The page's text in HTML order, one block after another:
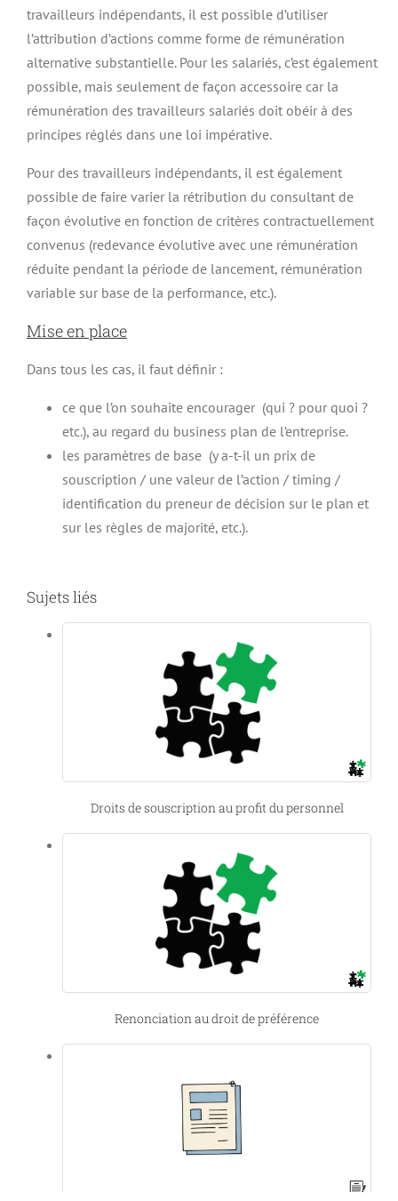
travailleurs indépendants, il est possible d’utiliser
l’attribution d’actions comme forme de rémunération
alternative substantielle. Pour les salariés, c’est également
possible, mais seulement de façon accessoire car la
rémunération des travailleurs salariés doit obéir à des
principes réglés dans une loi impérative.
Pour des travailleurs indépendants, il est également
possible de faire varier la rétribution du consultant de
façon évolutive en fonction de critères contractuellement
convenus (redevance évolutive avec une rémunération
réduite pendant la période de lancement, rémunération
variable sur base de la performance, etc.).
Mise en place
Dans tous les cas, il faut définir :
ce que l’on souhaite encourager (qui ? pour quoi ?
etc.), au regard du business plan de l’entreprise.
les paramètres de base (y a-t-il un prix de
souscription / une valeur de l’action / timing /
identification du preneur de décision sur le plan et
sur les règles de majorité, etc.).
Sujets liés
Droits de souscription au profit du personnel
Renonciation au droit de préférence